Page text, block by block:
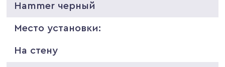
Hammer черный
Место установки:
На стену